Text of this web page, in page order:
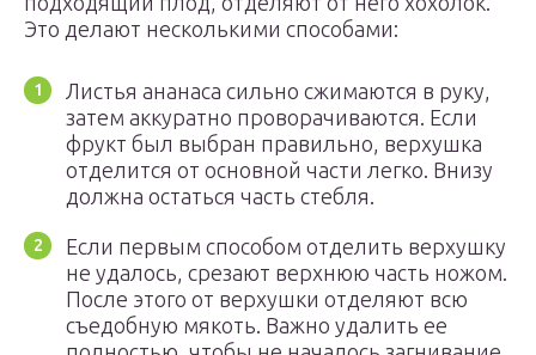
Это делают несколькими способами:
Листья ананаса сильно сжимаются в руку,
затем аккуратно проворачиваются. Если
фрукт был выбран правильно, верхушка
отделится от основной части легко. Внизу
должна остаться часть стебля.
Если первым способом отделить верхушку
не удалось, срезают верхнюю часть ножом.
После этого от верхушки отделяют всю
съедобную мякоть. Важно удалить ее